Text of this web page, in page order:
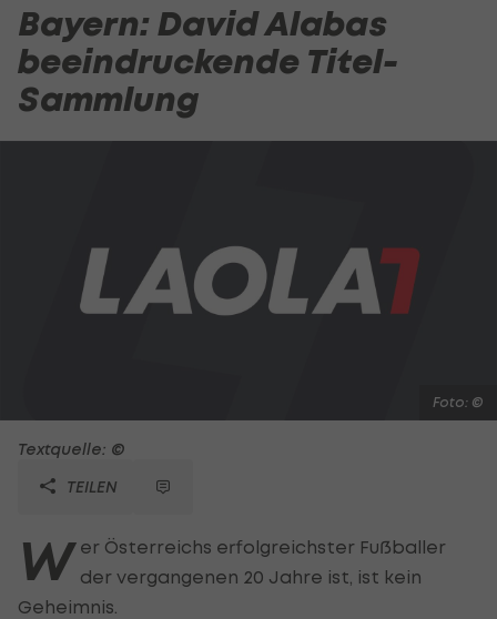
Bayern: David Alabas
beeindruckende Titel-
Sammlung
Foto: ©
Textquelle: ©
TEILEN
W er Österreichs erfolgreichster Fußballer
der vergangenen 20 Jahre ist, ist kein
Geheimnis.